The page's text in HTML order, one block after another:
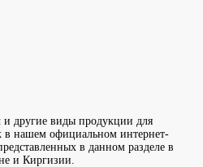
и другие виды продукции для
нашем официальном интернет-
в данном разделе в
и Киргизии.